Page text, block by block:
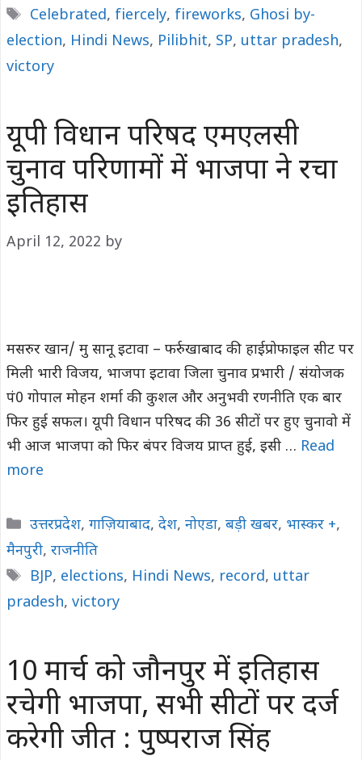
Tags
Celebrated, fiercely, fireworks, Ghosi by-
election, Hindi News, Pilibhit, SP, uttar pradesh,
victory
यूपी विधान परिषद एमएलसी
चुनाव परिणामों में भाजपा ने रचा
इतिहास
April 12, 2022 by
मसरुर खान/ मु सानू इटावा – फर्रुखाबाद की हाईप्रोफाइल सीट पर
मिली भारी विजय, भाजपा इटावा जिला चुनाव प्रभारी / संयोजक
पं0 गोपाल मोहन शर्मा की कुशल और अनुभवी रणनीति एक बार
फिर हुई सफल। यूपी विधान परिषद की 36 सीटों पर हुए चुनावो में
भी आज भाजपा को फिर बंपर विजय प्राप्त हुई, इसी … Read
more
Categories
उत्तरप्रदेश, गाज़ियाबाद, देश, नोएडा, बड़ी खबर, भास्कर +,
मैनपुरी, राजनीति
Tags
BJP, elections, Hindi News, record, uttar
pradesh, victory
10 मार्च को जौनपुर में इतिहास
रचेगी भाजपा, सभी सीटों पर दर्ज
करेगी जीत : पुष्पराज सिंह